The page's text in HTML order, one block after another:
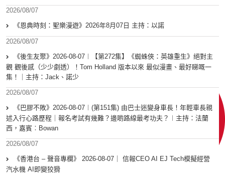
2026/08/07
《恩典時刻：聖樂漫遊》2026年8月07日 主持：以諾
2026/08/07
《後生友聚》2026-08-07︱【第272集】《蜘蛛俠：英雄重生》絕對主
觀 觀後感（少少劇透）！Tom Holland 版本以來 最似漫畫、最好睇嘅一
集！｜主持：Jack、諾少
2026/08/07
《巴膠不敗》2026-08-07︱(第151集) 由巴士迷變身車長！年輕車長親
述入行心路歷程｜報名考試有幾難？邊啲路線最考功夫？︱主持：法蘭
西，嘉賓︰Bowan
2026/08/07
《香港台 – 聲音專欄》 2026-08-07｜ 信報CEO AI EJ Tech模擬經營
汽水機 AI即變狡猾